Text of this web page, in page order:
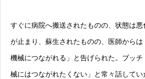
すぐに病院へ搬送されたものの、状態は
が止まり、蘇生されたものの、医師から
機械につながれる」と告げられた。ブッ
械にはつながれたくない」と常々話して